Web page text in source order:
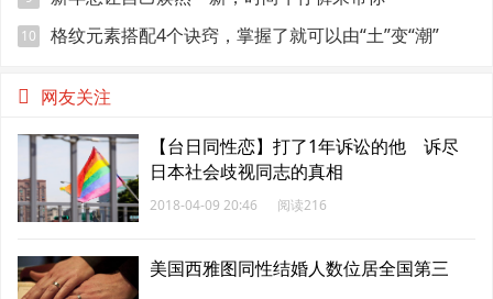
10 格纹元素搭配4个诀窍，掌握了就可以由“土”变“潮”
网友关注
【台日同性恋】打了1年诉讼的他 诉尽
日本社会歧视同志的真相
2018-04-09 20:46 阅读216
美国西雅图同性结婚人数位居全国第三